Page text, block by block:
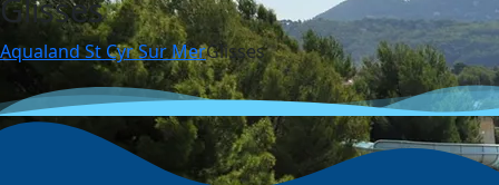
Glisses
Aqualand St Cyr Sur MerGlisses